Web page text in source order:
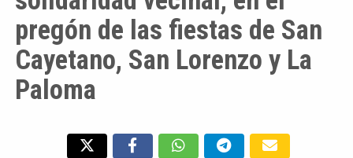
pregón de las fiestas de San
Cayetano, San Lorenzo y La
Paloma